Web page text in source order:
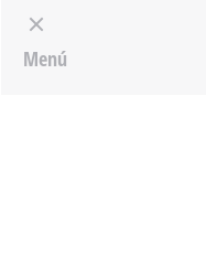
Menu
Menú